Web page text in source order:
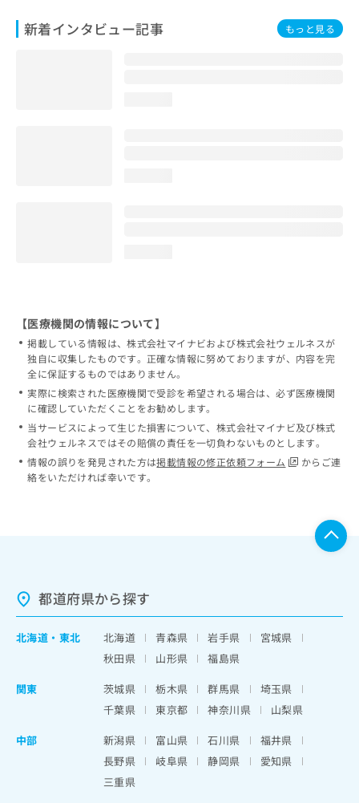
新着インタビュー記事 もっと見る
【医療機関の情報について】
掲載している情報は、株式会社マイナビおよび株式会社ウェルネスが
独自に収集したものです。正確な情報に努めておりますが、内容を完
全に保証するものではありません。
実際に検索された医療機関で受診を希望される場合は、必ず医療機関
に確認していただくことをお勧めします。
当サービスによって生じた損害について、株式会社マイナビ及び株式
会社ウェルネスではその賠償の責任を一切負わないものとします。
情報の誤りを発見された方は掲載情報の修正依頼フォーム
からご連
絡をいただければ幸いです。
都道府県から探す
北海道 ・ 東北 北海道 青森県 岩手県
宮城県
秋田県
山形県
福島県
関東
茨城県 栃木県 群馬県
埼玉県
千葉県
東京都 神奈川県
山梨県
中部
新潟県 富山県 石川県
福井県
長野県
岐阜県 静岡県
愛知県
三重県